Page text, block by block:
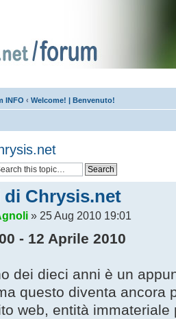
INFO ‹ Welcome! | Benvenuto!
di Chrysis.net
» 25 Aug 2010 19:01
- 12 Aprile 2010
dei dieci anni è un
questo diventa ancora
web, entità immateriale